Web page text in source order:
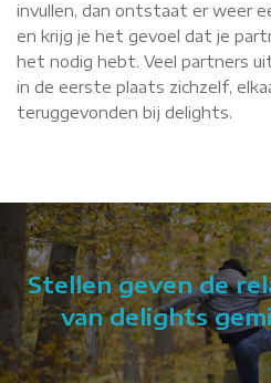
invullen, dan ontstaat er weer
en krijg je het gevoel dat je
het nodig hebt. Veel partners
in de eerste plaats zichzelf,
teruggevonden bij delights.
Stellen geven de
van delights